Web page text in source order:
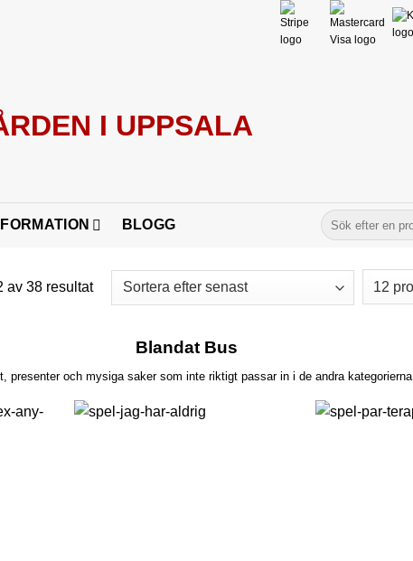
BLOGG
Sök
efter:
av 38 resultatSortera
efter
Blandat Bus
presenter och mysiga saker som inte riktigt passar in i de andra kategorierna.